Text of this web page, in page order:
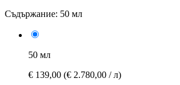
Съдържание: 50 мл
50 мл
€ 139,00 (€ 2.780,00 / л)